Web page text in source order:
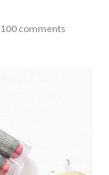
100 comments